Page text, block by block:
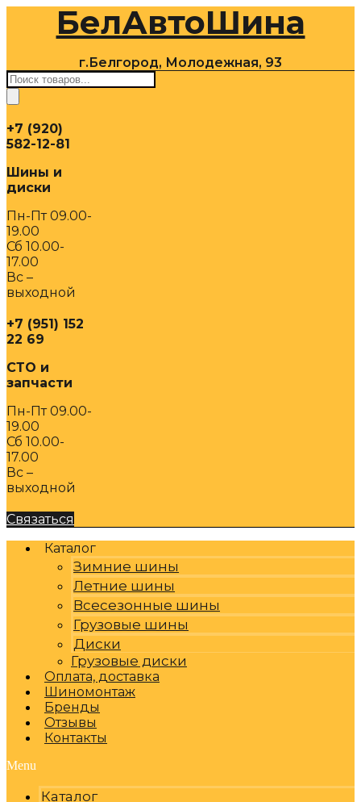
содержимомуБелАвтоШина
г.Белгород, Молодежная, 93
Поиск
товаров
+7 (920)
582-12-81
Шины и
диски
Пн-Пт 09.00-
19.00
Сб 10.00-
17.00
Вс –
выходной
+7 (951) 152
22 69
СТО и
запчасти
Пн-Пт 09.00-
19.00
Сб 10.00-
17.00
Вс –
выходной
Связаться
Каталог
Зимние шины
Летние шины
Всесезонные шины
Грузовые шины
Диски
Грузовые диски
Оплата, доставка
Шиномонтаж
Бренды
Отзывы
Контакты
Menu
Каталог